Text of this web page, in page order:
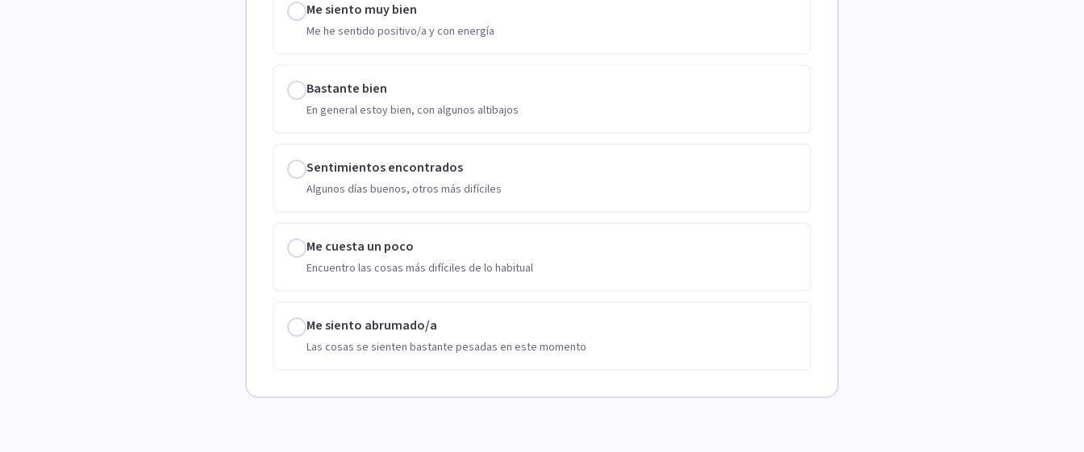
Me siento muy bien
Me he sentido positivo/a y con energía
Bastante bien
En general estoy bien, con algunos altibajos
Sentimientos encontrados
Algunos días buenos, otros más difíciles
Me cuesta un poco
Encuentro las cosas más difíciles de lo habitual
Me siento abrumado/a
Las cosas se sienten bastante pesadas en este momento